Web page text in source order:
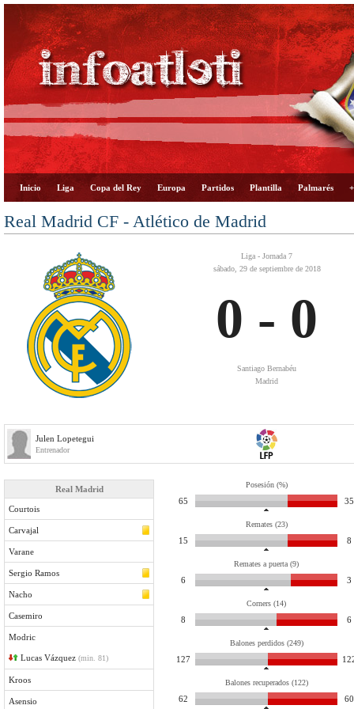
Inicio Liga Copa del Rey Europa Partidos Plantilla Palmarés
Real Madrid CF - Atlético de Madrid
Liga - Jornada 7
sábado, 29 de septiembre de 2018
0 - 0
Santiago Bernabéu
Madrid
Julen Lopetegui
Entrenador
Real Madrid
Courtois
Carvajal
Varane
Sergio Ramos
Nacho
Casemiro
Modric
Lucas Vázquez (min. 81)
Kroos
Asensio
Posesión (%)
65 35
Remates (23)
15 8
Remates a puerta (9)
6 3
Corners (14)
8 6
Balones perdidos (249)
127
Balones recuperados (122)
62 60